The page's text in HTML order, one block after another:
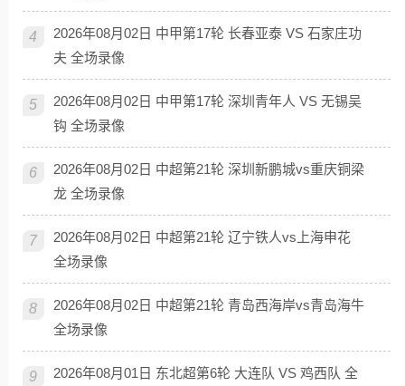
4
2026年08月02日 中甲第17轮 长春亚泰 VS 石家庄功
夫 全场录像
5
2026年08月02日 中甲第17轮 深圳青年人 VS 无锡吴
钩 全场录像
6
2026年08月02日 中超第21轮 深圳新鹏城vs重庆铜梁
龙 全场录像
7
2026年08月02日 中超第21轮 辽宁铁人vs上海申花
全场录像
8
2026年08月02日 中超第21轮 青岛西海岸vs青岛海牛
全场录像
9
2026年08月01日 东北超第6轮 大连队 VS 鸡西队 全